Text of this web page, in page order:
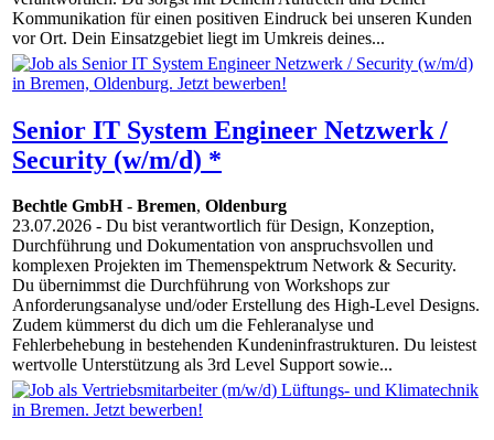
Kommunikation für einen positiven Eindruck bei unseren Kunden
vor Ort. Dein Einsatzgebiet liegt im Umkreis deines...
Senior IT System Engineer Netzwerk /
Security (w/m/d) *
Bechtle GmbH- Bremen, Oldenburg
23.07.2026 - Du bist verantwortlich für Design, Konzeption,
Durchführung und Dokumentation von anspruchsvollen und
komplexen Projekten im Themenspektrum Network & Security.
Du übernimmst die Durchführung von Workshops zur
Anforderungsanalyse und/oder Erstellung des High-Level Designs.
Zudem kümmerst du dich um die Fehleranalyse und
Fehlerbehebung in bestehenden Kundeninfrastrukturen. Du leistest
wertvolle Unterstützung als 3rd Level Support sowie...